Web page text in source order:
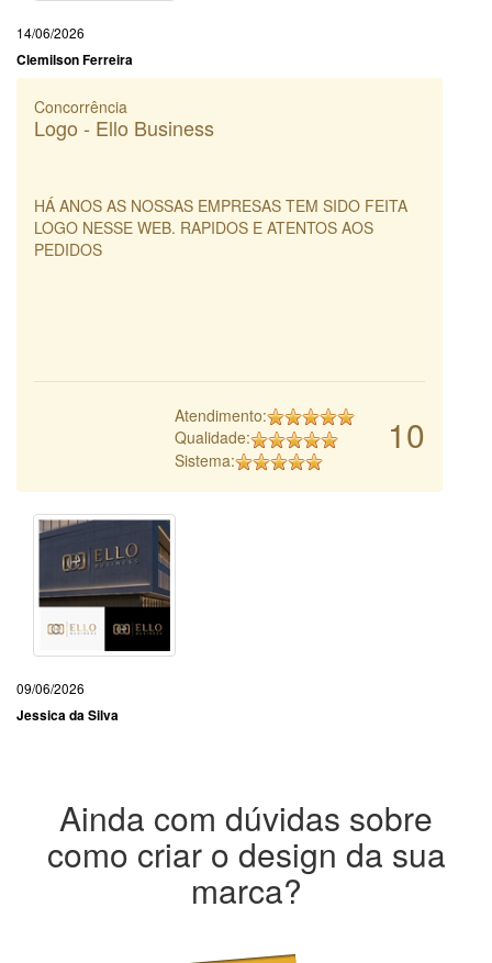
14/06/2026
Clemilson Ferreira
Concorrência
Logo - Ello Business
HÁ ANOS AS NOSSAS EMPRESAS TEM SIDO FEITA
LOGO NESSE WEB. RAPIDOS E ATENTOS AOS
PEDIDOS
10
Atendimento:
Qualidade:
Sistema:
09/06/2026
Jessica da Silva
Ainda com dúvidas sobre
como criar o design da sua
marca?